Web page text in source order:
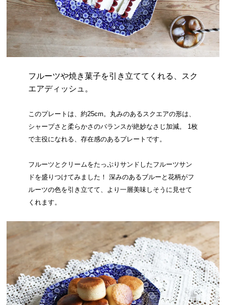
フルーツや焼き菓子を引き立ててくれる、スク
エアディッシュ。
このプレートは、約25cm。丸みのあるスクエアの形は、
シャープさと柔らかさのバランスが絶妙なさじ加減。 1枚
で主役になれる、存在感のあるプレートです。
フルーツとクリームをたっぷりサンドしたフルーツサン
ドを盛りつけてみました！ 深みのあるブルーと花柄がフ
ルーツの色を引き立てて、より一層美味しそうに見せて
くれます。